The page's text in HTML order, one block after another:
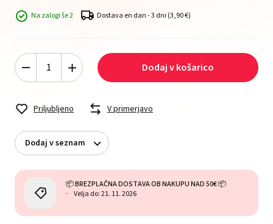
Na zalogi še 2 Dostava en dan - 3 dni (3,90 €)
Dodaj v košarico
Priljubljeno V primerjavo
Dodaj v seznam
📦 BREZPLAČNA DOSTAVA OB NAKUPU NAD 50€ 📦
Velja do: 21. 11. 2026